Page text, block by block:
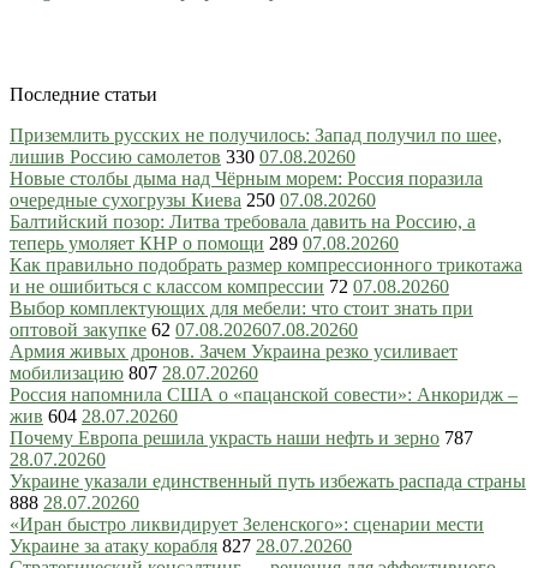
Последние статьи
Приземлить русских не получилось: Запад получил по шее,
лишив Россию самолетов 330 07.08.20260
Новые столбы дыма над Чёрным морем: Россия поразила
очередные сухогрузы Киева 250 07.08.20260
Балтийский позор: Литва требовала давить на Россию, а
теперь умоляет КНР о помощи 289 07.08.20260
Как правильно подобрать размер компрессионного трикотажа
и не ошибиться с классом компрессии 72 07.08.20260
Выбор комплектующих для мебели: что стоит знать при
оптовой закупке 62 07.08.202607.08.20260
Армия живых дронов. Зачем Украина резко усиливает
мобилизацию 807 28.07.20260
Россия напомнила США о «пацанской совести»: Анкоридж –
жив 604 28.07.20260
Почему Европа решила украсть наши нефть и зерно 787
28.07.20260
Украине указали единственный путь избежать распада страны
888 28.07.20260
«Иран быстро ликвидирует Зеленского»: сценарии мести
Украине за атаку корабля 827 28.07.20260